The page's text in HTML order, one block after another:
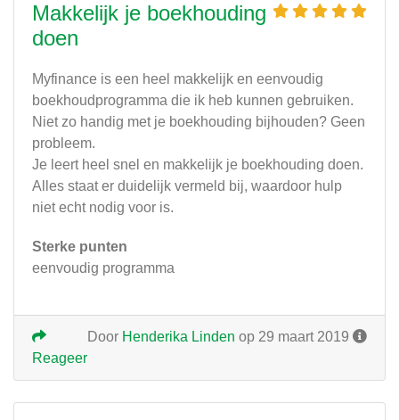
Makkelijk je boekhouding
doen
Myfinance is een heel makkelijk en eenvoudig
boekhoudprogramma die ik heb kunnen gebruiken.
Niet zo handig met je boekhouding bijhouden? Geen
probleem.
Je leert heel snel en makkelijk je boekhouding doen.
Alles staat er duidelijk vermeld bij, waardoor hulp
niet echt nodig voor is.
Sterke punten
eenvoudig programma
Door Henderika Linden op 29 maart 2019
Reageer